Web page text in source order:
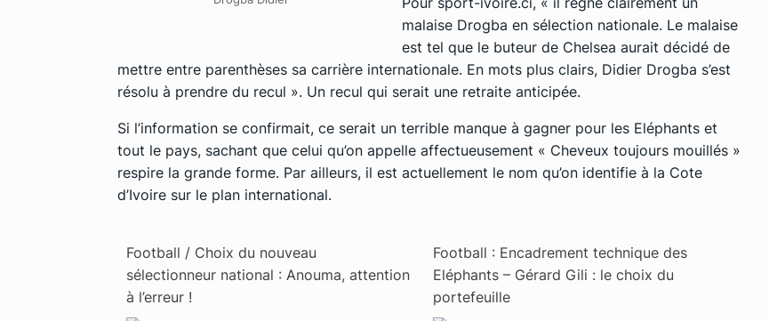
malaise Drogba en sélection nationale. Le malaise
est tel que le buteur de Chelsea aurait décidé de
mettre entre parenthèses sa carrière internationale. En mots plus clairs, Didier Drogba s’est
résolu à prendre du recul ». Un recul qui serait une retraite anticipée.
Si l’information se confirmait, ce serait un terrible manque à gagner pour les Eléphants et
tout le pays, sachant que celui qu’on appelle affectueusement « Cheveux toujours mouillés »
respire la grande forme. Par ailleurs, il est actuellement le nom qu’on identifie à la Cote
d’Ivoire sur le plan international.
Football / Choix du nouveau
sélectionneur national : Anouma, attention
à l’erreur !
Football : Encadrement technique des
Eléphants – Gérard Gili : le choix du
portefeuille